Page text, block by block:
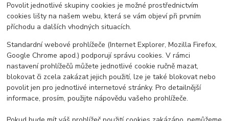
Povolit jednotlivé skupiny cookies je možné prostřednictvím
cookies lišty na našem webu, která se vám objeví při prvním
příchodu a dalších vhodných situacích.
Standardní webové prohlížeče (Internet Explorer, Mozilla Firefox,
Google Chrome apod.) podporují správu cookies. V rámci
nastavení prohlížečů můžete jednotlivé cookie ručně mazat,
blokovat či zcela zakázat jejich použití, lze je také blokovat nebo
povolit jen pro jednotlivé internetové stránky. Pro detailnější
informace, prosím, použijte nápovědu vašeho prohlížeče.